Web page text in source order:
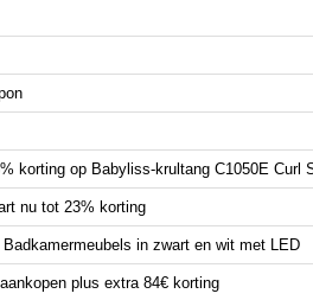
korting op Babyliss-krultang C1050E Curl
nu tot 23% korting
in zwart en wit met LED
plus extra 84€ korting